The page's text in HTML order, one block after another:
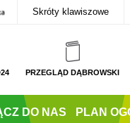
Skróty klawiszowe
PRZEGLĄD DĄBROWSKI
DO NAS PLAN